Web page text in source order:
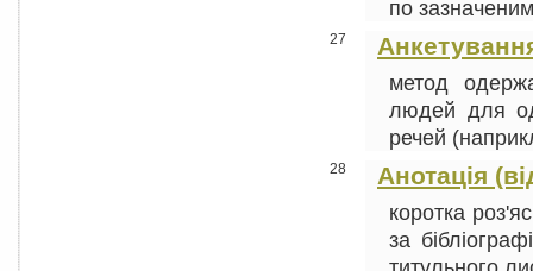
по
27
метод
людей для
речей
28 Анотація
коротка
за